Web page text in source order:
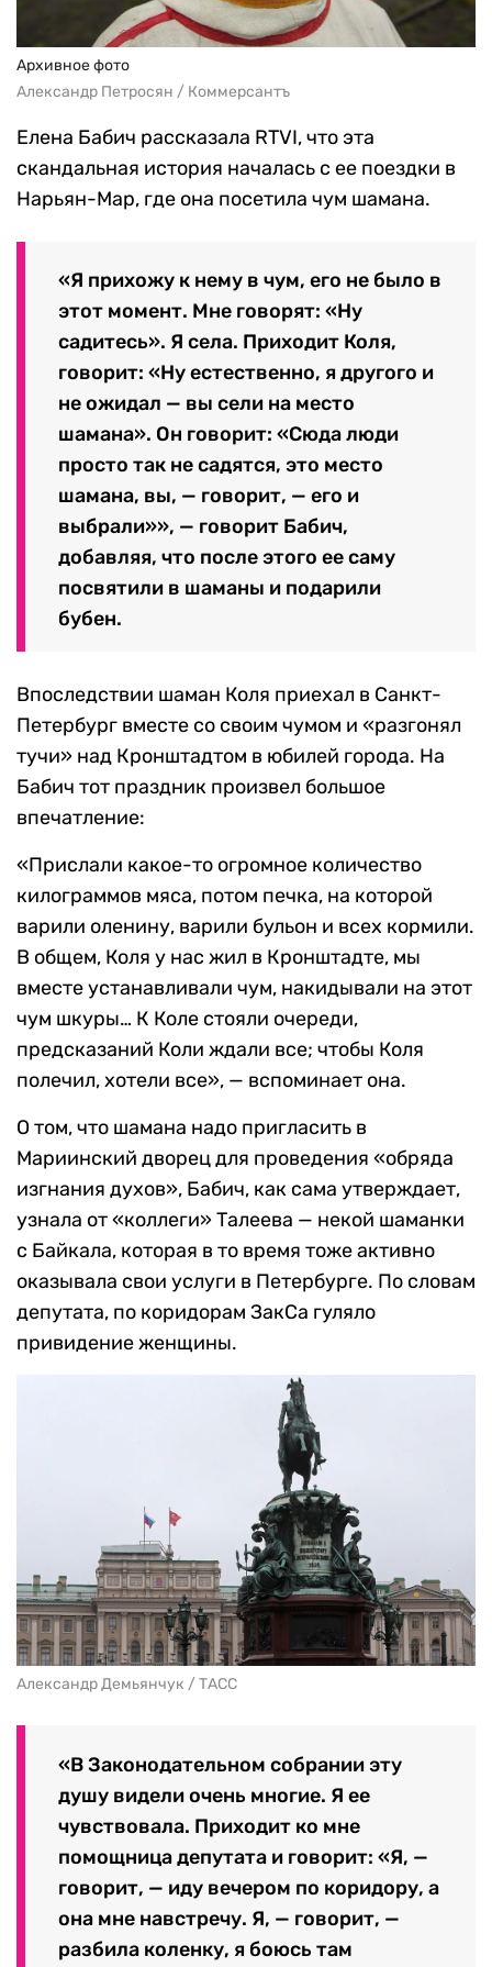
Архивное фото
Александр Петросян / Коммерсантъ
Елена Бабич рассказала RTVI, что эта
скандальная история началась с ее поездки в
Нарьян-Мар, где она посетила чум шамана.
«Я прихожу к нему в чум, его не было в
этот момент. Мне говорят: «Ну
садитесь». Я села. Приходит Коля,
говорит: «Ну естественно, я другого и
не ожидал — вы сели на место
шамана». Он говорит: «Сюда люди
просто так не садятся, это место
шамана, вы, — говорит, — его и
выбрали»», — говорит Бабич,
добавляя, что после этого ее саму
посвятили в шаманы и подарили
бубен.
Впоследствии шаман Коля приехал в Санкт-
Петербург вместе со своим чумом и «разгонял
тучи» над Кронштадтом в юбилей города. На
Бабич тот праздник произвел большое
впечатление:
«Прислали какое-то огромное количество
килограммов мяса, потом печка, на которой
варили оленину, варили бульон и всех кормили.
В общем, Коля у нас жил в Кронштадте, мы
вместе устанавливали чум, накидывали на этот
чум шкуры… К Коле стояли очереди,
предсказаний Коли ждали все; чтобы Коля
полечил, хотели все», — вспоминает она.
О том, что шамана надо пригласить в
Мариинский дворец для проведения «обряда
изгнания духов», Бабич, как сама утверждает,
узнала от «коллеги» Талеева — некой шаманки
с Байкала, которая в то время тоже активно
оказывала свои услуги в Петербурге. По словам
депутата, по коридорам ЗакСа гуляло
привидение женщины.
Александр Демьянчук / ТАСС
«В Законодательном собрании эту
душу видели очень многие. Я ее
чувствовала. Приходит ко мне
помощница депутата и говорит: «Я, —
говорит, — иду вечером по коридору, а
она мне навстречу. Я, — говорит, —
разбила коленку, я боюсь там